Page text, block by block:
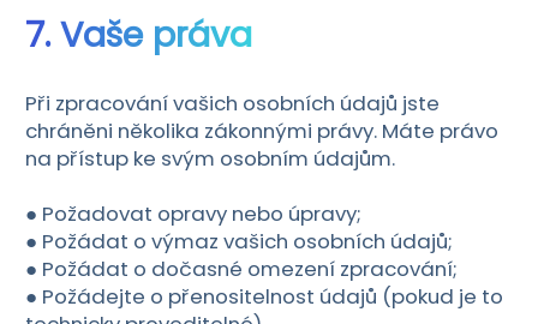
7. Vaše práva
Při zpracování vašich osobních údajů jste
chráněni několika zákonnými právy. Máte právo
na přístup ke svým osobním údajům.
● Požadovat opravy nebo úpravy;
● Požádat o výmaz vašich osobních údajů;
● Požádat o dočasné omezení zpracování;
● Požádejte o přenositelnost údajů (pokud je to